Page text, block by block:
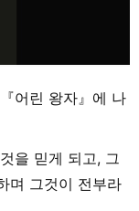
어린 왕자』에 나
을 믿게 되고, 그
며 그것이 전부라